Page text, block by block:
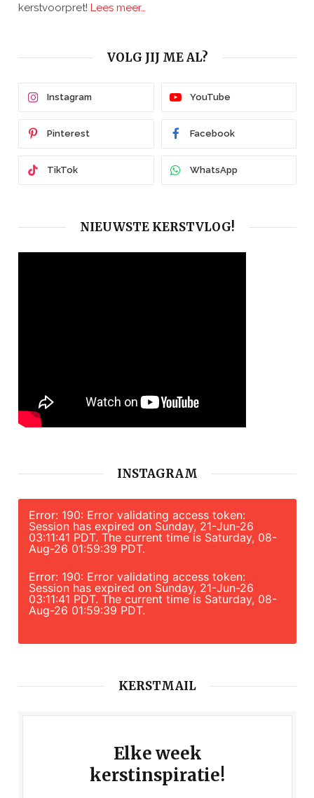
kerstvoorpret! Lees meer…
VOLG JIJ ME AL?
Instagram YouTube
Pinterest Facebook
TikTok WhatsApp
NIEUWSTE KERSTVLOG!
INSTAGRAM
Error: 190: Error validating access token:
Session has expired on Sunday, 21-Jun-26
03:11:41 PDT. The current time is Saturday, 08-
Aug-26 01:59:39 PDT.
Error: 190: Error validating access token:
Session has expired on Sunday, 21-Jun-26
03:11:41 PDT. The current time is Saturday, 08-
Aug-26 01:59:39 PDT.
KERSTMAIL
Elke week
kerstinspiratie!